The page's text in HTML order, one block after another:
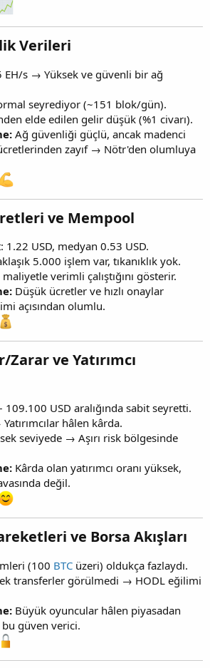
Verileri
EH/s → Yüksek ve güvenli bir ağ
seyrediyor (~151 blok/gün).
elde edilen gelir düşük (%1 civarı).
Ağ güvenliği güçlü, ancak madenci
zayıf → Nötr'den olumluya
ve Mempool
1.22 USD, medyan 0.53 USD.
5.000 işlem var, tıkanıklık yok.
verimli çalıştığını gösterir.
Düşük ücretler ve hızlı onaylar
açısından olumlu.
Zarar ve Yatırımcı
109.100 USD aralığında sabit seyretti.
hâlen kârda.
seviyede → Aşırı risk bölgesinde
Kârda olan yatırımcı oranı yüksek,
değil.
ve Borsa Akışları
(100 BTC üzeri) oldukça fazlaydı.
transferler görülmedi → HODL eğilimi
Büyük oyuncular hâlen piyasadan
bu güven verici.